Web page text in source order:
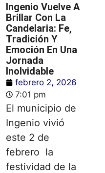
Ingenio Vuelve A
Brillar Con La
Candelaria: Fe,
Tradición Y
Emoción En Una
Jornada
Inolvidable
febrero 2, 2026
7:01 pm
El municipio de
Ingenio vivió
este 2 de
febrero la
festividad de la